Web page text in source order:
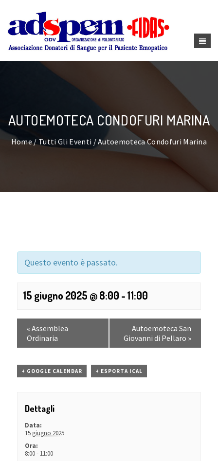
AUTOEMOTECA CONDOFURI MARINA
Home/ Tutti Gli Eventi / Autoemoteca Condofuri Marina
Questo evento è passato.
15 giugno 2025 @ 8:00 -11:00
« Assemblea
Ordinaria
Autoemoteca San
Giovanni di Pellaro »
+ GOOGLE CALENDAR + ESPORTA ICAL
Dettagli
Data:
15 giugno 2025
Ora:
8:00 - 11:00